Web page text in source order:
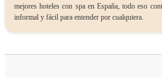
mejores hoteles con spa en España, todo eso
informal y fácil para entender por cualquiera.